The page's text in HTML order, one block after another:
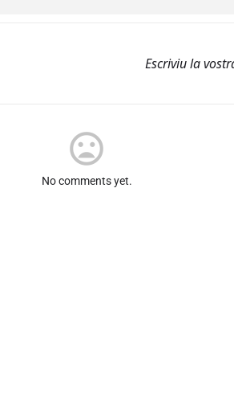
mood_bad
No comments yet.